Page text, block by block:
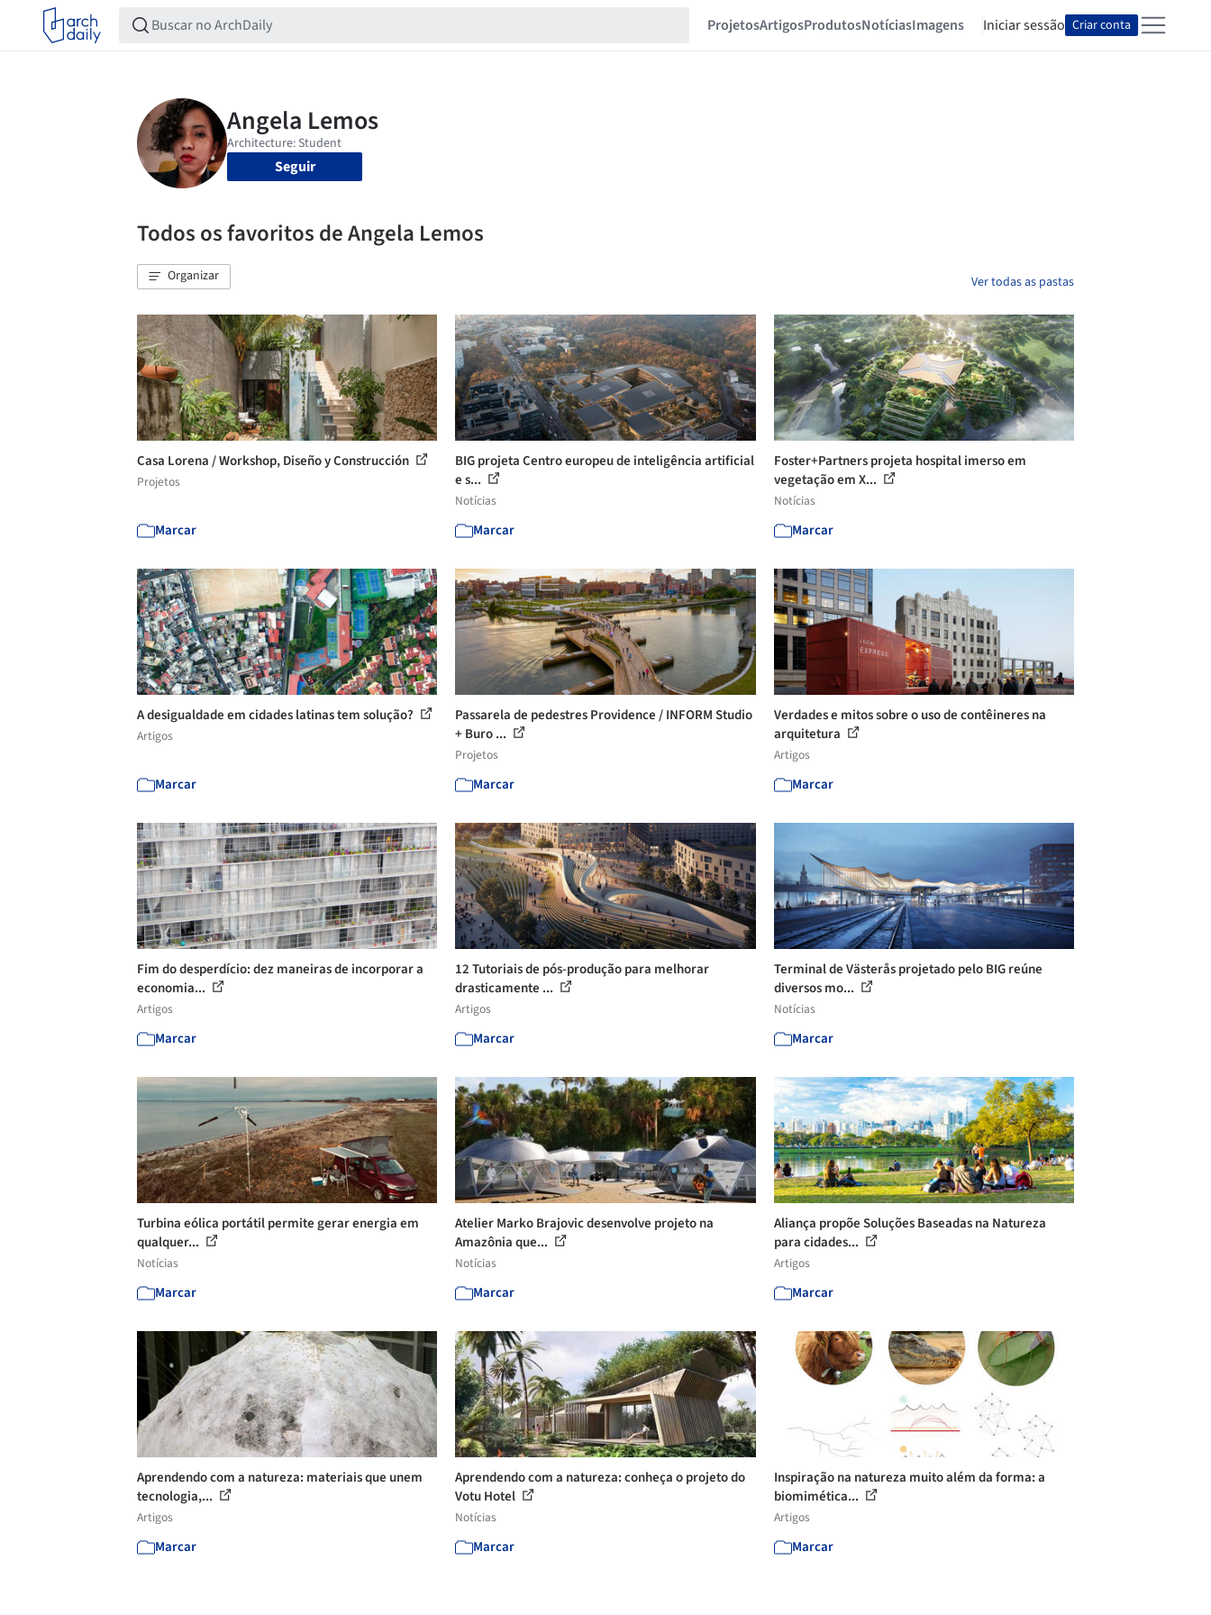
ProjetosArtigosProdutosNotíciasImagens Iniciar sessão Criar conta
Seguir
Todos os favoritos de Angela Lemos
Organizar Ver todas as pastas
Casa Lorena / Workshop, Diseño y Construcción
Projetos
Marcar
BIG projeta Centro europeu de inteligência artificial
e s...
Notícias
Marcar
Foster+Partners projeta hospital imerso em
vegetação em X...
Notícias
Marcar
A desigualdade em cidades latinas tem solução?
Artigos
Marcar
Passarela de pedestres Providence / INFORM Studio
+ Buro ...
Projetos
Marcar
Verdades e mitos sobre o uso de contêineres na
arquitetura
Artigos
Marcar
Fim do desperdício: dez maneiras de incorporar a
economia...
Artigos
Marcar
12 Tutoriais de pós-produção para melhorar
drasticamente ...
Artigos
Marcar
Terminal de Västerås projetado pelo BIG reúne
diversos mo...
Notícias
Marcar
Turbina eólica portátil permite gerar energia em
qualquer...
Notícias
Marcar
Atelier Marko Brajovic desenvolve projeto na
Amazônia que...
Notícias
Marcar
Aliança propõe Soluções Baseadas na Natureza
para cidades...
Artigos
Marcar
Aprendendo com a natureza: materiais que unem
tecnologia,...
Artigos
Marcar
Aprendendo com a natureza: conheça o projeto do
Votu Hotel
Notícias
Marcar
Inspiração na natureza muito além da forma: a
biomimética...
Artigos
Marcar